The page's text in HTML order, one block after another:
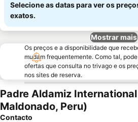
Selecione as datas para ver os
exatos.
Mostrar mais
Os preços e a disponibilidade que
mudam frequentemente. Como tal,
ofertas que consulta no trivago e os
nos sites de reserva.
Padre Aldamiz
Maldonado, Peru)
Contacto